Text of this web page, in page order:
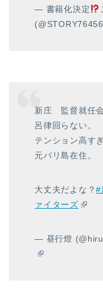
— 書籍化決定
新庄 監督就任会
呂律回らない。
テンション高すぎ
元バリ島在住。
大丈夫だよな？#
ァイターズ
— 昼行燈